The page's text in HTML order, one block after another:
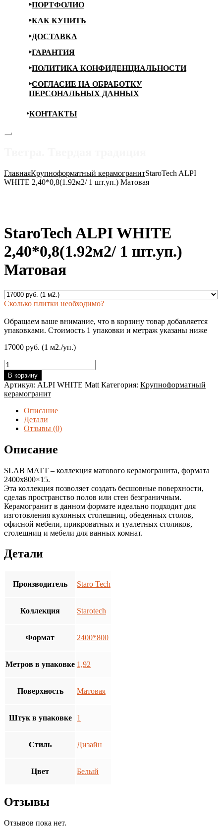
ПОРТФОЛИО
КАК КУПИТЬ
ДОСТАВКА
ГАРАНТИЯ
ПОЛИТИКА КОНФИДЕНЦИАЛЬНОСТИ
СОГЛАСИЕ НА ОБРАБОТКУ
ПЕРСОНАЛЬНЫХ ДАННЫХ
КОНТАКТЫ
ГлавнаяКрупноформатный керамогранитStaroTech ALPI
WHITE 2,40*0,8(1.92м2/ 1 шт.уп.) Матовая
StaroTech ALPI WHITE
2,40*0,8(1.92м2/ 1 шт.уп.)
Матовая
Сколько плитки необходимо?
Обращаем ваше внимание, что в корзину товар добавляется
упаковками. Стоимость 1 упаковки и метраж указаны ниже
17000 руб. (1 м2./уп.)
Количество
товара
StaroTech
ALPI
WHITE
2,40*0,8(1.92м2/
шт.уп.)
Матовая
В корзину
Артикул: ALPI WHITE Matt Категория: Крупноформатный
керамогранит
Описание
Детали
Отзывы (0)
Описание
SLAB MATT – коллекция матового керамогранита, формата
2400х800×15.
Эта коллекция позволяет создать бесшовные поверхности,
сделав пространство полов или стен безграничным.
Керамогранит в данном формате идеально подходит для
изготовления кухонных столешниц, обеденных столов,
офисной мебели, прикроватных и туалетных столиков,
столешниц и мебели для ванных комнат.
Детали
Производитель Staro Tech
Коллекция Starotech
Формат 2400*800
Метров в упаковке 1,92
Поверхность Матовая
Штук в упаковке 1
Стиль Дизайн
Цвет Белый
Отзывы
Отзывов пока нет.